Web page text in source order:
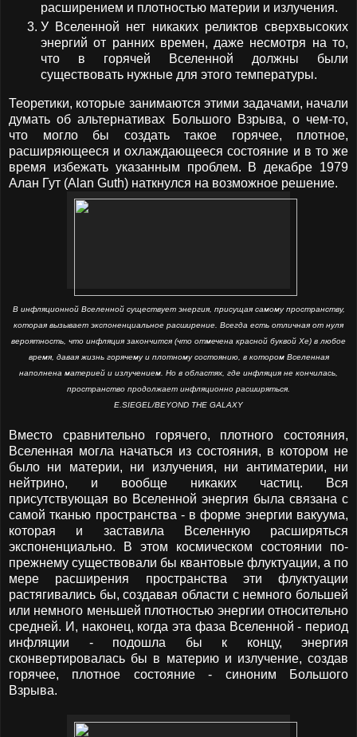
расширением и плотностью материи и излучения.
У Вселенной нет никаких реликтов сверхвысоких
энергий от ранних времен, даже несмотря на то,
что в горячей Вселенной должны были
существовать нужные для этого температуры.
Теоретики, которые занимаются этими задачами, начали
думать об альтернативах Большого Взрыва, о чем-то,
что могло бы создать такое горячее, плотное,
расширяющееся и охлаждающееся состояние и в то же
время избежать указанным проблем. В декабре 1979
Алан Гут (Alan Guth) наткнулся на возможное решение.
В инфляционной Вселенной существует энергия, присущая самому пространству,
которая вызывает экспоненциальное расширение. Всегда есть отличная от нуля
вероятность, что инфляция закончится (что отмечена красной буквой Хе) в любое
время, давая жизнь горячему и плотному состоянию, в котором Вселенная
наполнена материей и излучением. Но в областях, где инфляция не кончилась,
пространство продолжает инфляционно расширяться.
E.SIEGEL/BEYOND THE GALAXY
Вместо сравнительно горячего, плотного состояния,
Вселенная могла начаться из состояния, в котором не
было ни материи, ни излучения, ни антиматерии, ни
нейтрино, и вообще никаких частиц. Вся
присутствующая во Вселенной энергия была связана с
самой тканью пространства - в форме энергии вакуума,
которая и заставила Вселенную расширяться
экспоненциально. В этом космическом состоянии по-
прежнему существовали бы квантовые флуктуации, а по
мере расширения пространства эти флуктуации
растягивались бы, создавая области с немного большей
или немного меньшей плотностью энергии относительно
средней. И, наконец, когда эта фаза Вселенной - период
инфляции - подошла бы к концу, энергия
сконвертировалась бы в материю и излучение, создав
горячее, плотное состояние - синоним Большого
Взрыва.